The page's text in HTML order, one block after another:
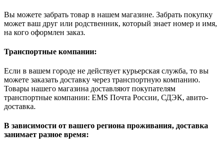
Вы можете забрать товар в нашем магазине. Забрать покупку
может ваш друг или родственник, который знает номер и имя,
на кого оформлен заказ.
Транспортные компании:
Если в вашем городе не действует курьерская служба, то вы
можете заказать доставку через транспортную компанию.
Товары нашего магазина доставляют покупателям
транспортные компании: EMS Почта России, СДЭК, авито-
доставка.
В зависимости от вашего региона проживания, доставка
занимает разное время: